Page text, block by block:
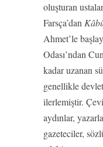
oluşturan
Farsça’dan
Ahmet’le
Odası’ndan
kadar uzanan
genellikle
ilerlemiştir.
aydınlar,
gazeteciler,